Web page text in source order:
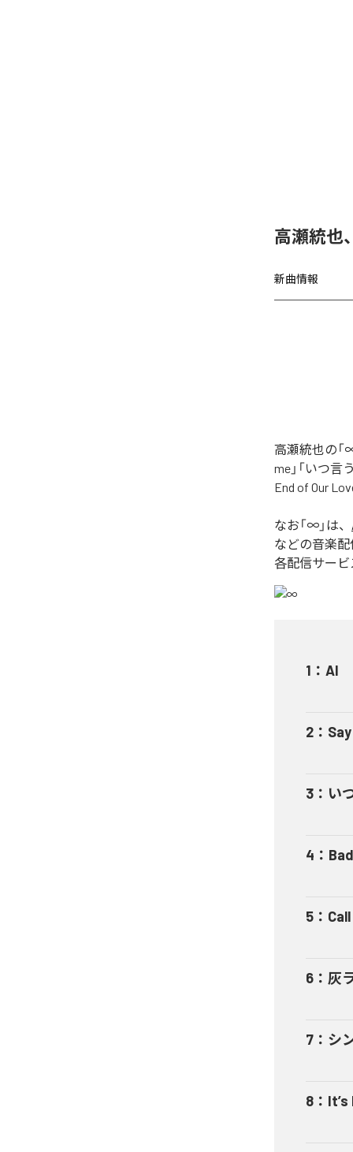
高瀬統也
新曲情報
高瀬統也の「
me」「いつ言
End of Our
なお「∞ 」は、
などの音楽配
各配信サービ
1 ： AI
2 ：
3 ： い
4 ：
5 ：
6 ： 灰
7 ： シ
8 ：